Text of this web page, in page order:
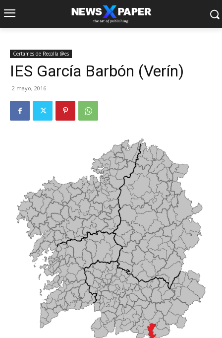
Certames de Recolla @es
IES García Barbón (Verín)
2 mayo, 2016